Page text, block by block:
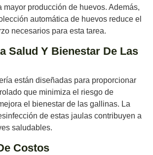
mayor producción de huevos. Además,
automática de huevos reduce el
necesarios para esta tarea.
Salud Y Bienestar De Las
están diseñadas para proporcionar
que minimiza el riesgo de
el bienestar de las gallinas. La
de estas jaulas contribuyen a
saludables.
Costos